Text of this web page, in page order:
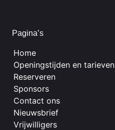
Pagina’s
Home
Openingstijden en tarieven
Reserveren
Sponsors
Contact ons
Nieuwsbrief
Vrijwilligers